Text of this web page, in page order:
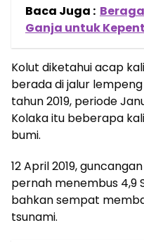
Baca Juga :
Ganja untuk
Kolut diketahui acap
berada di jalur
tahun 2019, periode
Kolaka itu beberapa
bumi.
12 April 2019,
pernah menembus 4,9
bahkan sempat
tsunami.